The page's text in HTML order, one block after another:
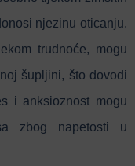
njezinu oticanju.
trudnoće, mogu
šupljini, što dovodi
i anksioznost mogu
zbog napetosti u